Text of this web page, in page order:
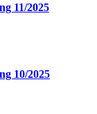
11/2025
10/2025